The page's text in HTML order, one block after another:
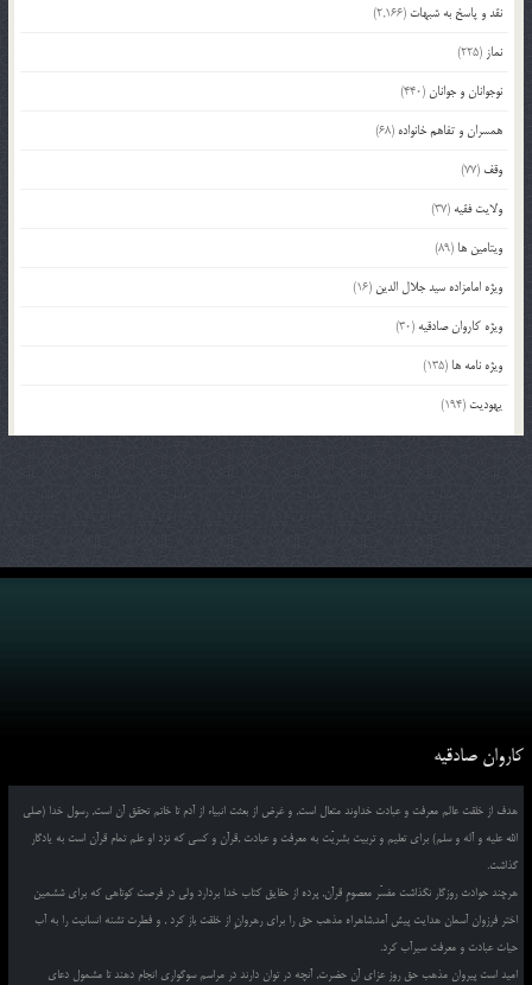
نقد و پاسخ به شبهات (2,166)
نماز (225)
نوجوانان و جوانان(440)
همسران و تفاهم خانواده (68)
وقف (77)
ولایت فقیه (37)
ویتامین ها (89)
ویژه امامزاده سید جلال الدین (16)
ویژه کاروان صادقیه (30)
ویژه نامه ها (135)
یهودیت (194)
کاروان صادقیه
هدف از خلقت عالم معرفت و عبادت خداوند متعال است, و غرض از بعثت انبیاء از آدم تا خاتم تحقق آن است, رسول خدا (صلی
الله علیه و آله و سلم) برای تعلیم و تربیت بشریّت به معرفت و عبادت ,قرآن و کسی که نزد او علم تمام قرآن است به یادگار
گذاشت.
هرچند حوادث روزگار نگذاشت مفسّر معصومِ قرآن, پرده از حقایق کتاب خدا بردارد ولی در فرصت کوتاهی که برای ششمین
اختر فرزوان آسمان هدایت پیش آمد,شاهراه مذهب حق را برای رهروانِ از خلقت باز کرد , و فطرت تشنه انسانیت را به آب
حیات عبادت و معرفت سیرآب کرد.
امید است پیروان مذهب حق روز عزای آن حضرت, آنچه در توان دارند در مراسم سوگواری انجام دهند تا مشمول دعای